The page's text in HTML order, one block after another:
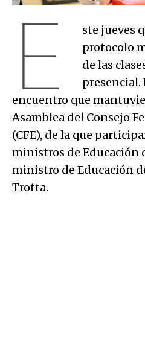
E
ste jueves
protocolo
de las
presencial.
encuentro que
Asamblea del Consejo
(CFE), de la que
ministros de Educación
ministro de Educación
Trotta.